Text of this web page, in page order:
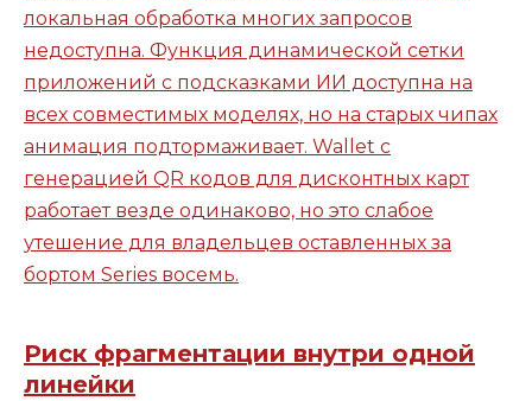
локальная обработка многих запросов
недоступна. Функция динамической сетки
приложений с подсказками ИИ доступна на
всех совместимых моделях, но на старых чипах
анимация подтормаживает. Wallet с
генерацией QR кодов для дисконтных карт
работает везде одинаково, но это слабое
утешение для владельцев оставленных за
бортом Series восемь.
Риск фрагментации внутри одной
линейки